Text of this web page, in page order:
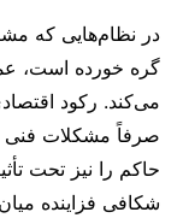
در نظام‌هایی که
گره خورده است،
می‌کند. رکود
صرفاً مشکلات فنی
حاکم را نیز تحت
شکافی فزاینده